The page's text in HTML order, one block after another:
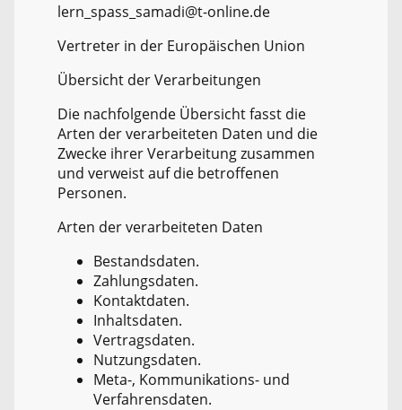
lern_spass_samadi@t-online.de
Vertreter in der Europäischen Union
Übersicht der Verarbeitungen
Die nachfolgende Übersicht fasst die
Arten der verarbeiteten Daten und die
Zwecke ihrer Verarbeitung zusammen
und verweist auf die betroffenen
Personen.
Arten der verarbeiteten Daten
Bestandsdaten.
Zahlungsdaten.
Kontaktdaten.
Inhaltsdaten.
Vertragsdaten.
Nutzungsdaten.
Meta-, Kommunikations- und
Verfahrensdaten.